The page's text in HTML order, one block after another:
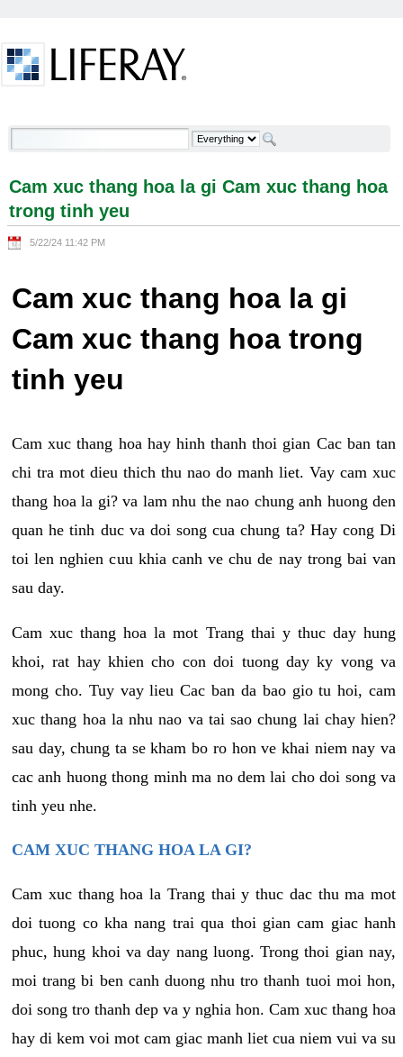
Cam xuc thang hoa la gi Cam xuc thang hoa trong
Cam xuc thang hoa la gi Cam xuc thang hoa
trong tinh yeu
5/22/24 11:42 PM
Cam xuc thang hoa la gi
Cam xuc thang hoa trong
tinh yeu
Cam xuc thang hoa hay hinh thanh thoi gian Cac ban tan
chi tra mot dieu thich thu nao do manh liet. Vay cam xuc
thang hoa la gi? va lam nhu the nao chung anh huong den
quan he tinh duc va doi song cua chung ta? Hay cong Di
toi len nghien cuu khia canh ve chu de nay trong bai van
sau day.
Cam xuc thang hoa la mot Trang thai y thuc day hung
khoi, rat hay khien cho con doi tuong day ky vong va
mong cho. Tuy vay lieu Cac ban da bao gio tu hoi, cam
xuc thang hoa la nhu nao va tai sao chung lai chay hien?
sau day, chung ta se kham bo ro hon ve khai niem nay va
cac anh huong thong minh ma no dem lai cho doi song va
tinh yeu nhe.
CAM XUC THANG HOA LA GI?
Cam xuc thang hoa la Trang thai y thuc dac thu ma mot
doi tuong co kha nang trai qua thoi gian cam giac hanh
phuc, hung khoi va day nang luong. Trong thoi gian nay,
moi trang bi ben canh duong nhu tro thanh tuoi moi hon,
doi song tro thanh dep va y nghia hon. Cam xuc thang hoa
hay di kem voi mot cam giac manh liet cua niem vui va su